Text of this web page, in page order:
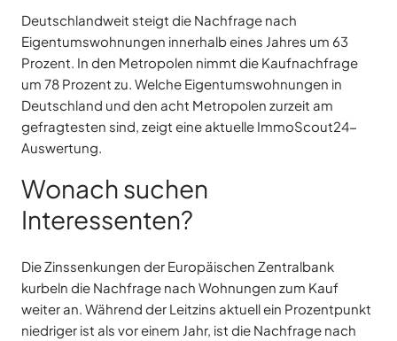
Deutschlandweit steigt die Nachfrage nach
Eigentumswohnungen innerhalb eines Jahres um 63
Prozent. In den Metropolen nimmt die Kaufnachfrage
um 78 Prozent zu. Welche Eigentumswohnungen in
Deutschland und den acht Metropolen zurzeit am
gefragtesten sind, zeigt eine aktuelle ImmoScout24-
Auswertung.
Wonach suchen
Interessenten?
Die Zinssenkungen der Europäischen Zentralbank
kurbeln die Nachfrage nach Wohnungen zum Kauf
weiter an. Während der Leitzins aktuell ein Prozentpunkt
niedriger ist als vor einem Jahr, ist die Nachfrage nach